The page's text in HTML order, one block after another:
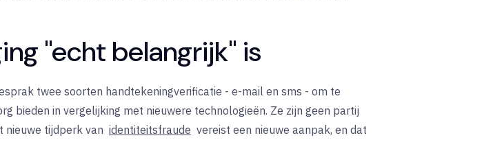
"echt belangrijk" is
twee soorten handtekeningverificatie - e-mail en sms - om te
bieden in vergelijking met nieuwere technologieën. Ze zijn geen partij
nieuwe tijdperk van identiteitsfraude vereist een nieuwe aanpak, en dat